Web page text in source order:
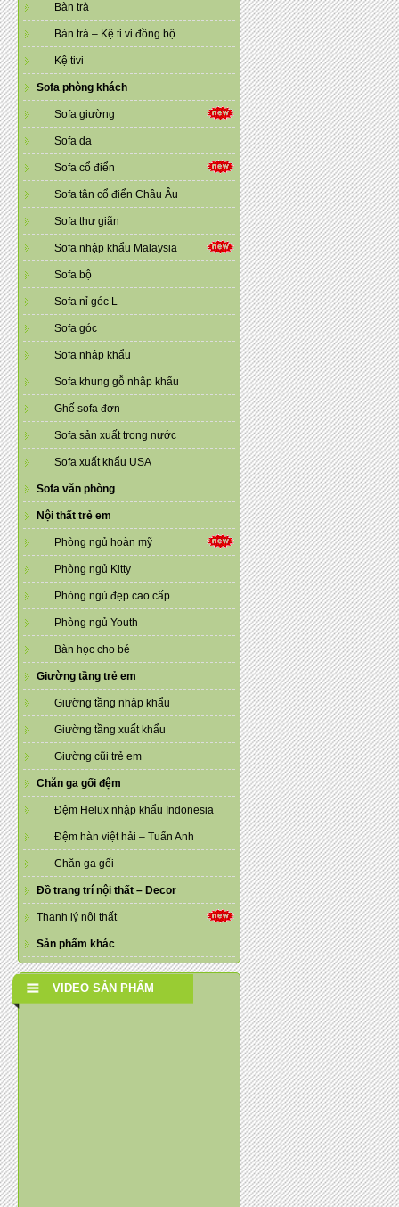
Bàn trà
Bàn trà – Kệ ti vi đồng bộ
Kệ tivi
Sofa phòng khách
Sofa giường
Sofa da
Sofa cổ điển
Sofa tân cổ điển Châu Âu
Sofa thư giãn
Sofa nhập khẩu Malaysia
Sofa bộ
Sofa nỉ góc L
Sofa góc
Sofa nhập khẩu
Sofa khung gỗ nhập khẩu
Ghế sofa đơn
Sofa sản xuất trong nước
Sofa xuất khẩu USA
Sofa văn phòng
Nội thất trẻ em
Phòng ngủ hoàn mỹ
Phòng ngủ Kitty
Phòng ngủ đẹp cao cấp
Phòng ngủ Youth
Bàn học cho bé
Giường tầng trẻ em
Giường tầng nhập khẩu
Giường tầng xuất khẩu
Giường cũi trẻ em
Chăn ga gối đệm
Đệm Helux nhập khẩu Indonesia
Đệm hàn việt hải – Tuấn Anh
Chăn ga gối
Đồ trang trí nội thất – Decor
Thanh lý nội thất
Sản phẩm khác
VIDEO SẢN PHẨM